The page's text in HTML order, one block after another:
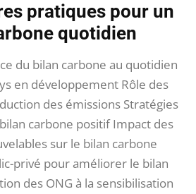
pratiques pour un
quotidien
du bilan carbone au quotidien
en développement Rôle des
des émissions Stratégies
carbone positif Impact des
sur le bilan carbone
privé pour améliorer le bilan
des ONG à la sensibilisation